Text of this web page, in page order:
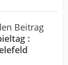
Beitrag
: